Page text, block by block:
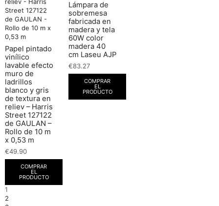
Papel pintado
vinílico
lavable efecto
muro de
ladrillos
blanco y gris
de textura en
reliev – Harris
Street 127122
de GAULAN –
Rollo de 10 m
x 0,53 m
€49.90
COMPRAR
EL
PRODUCTO
Lámpara de
sobremesa
fabricada en
madera y tela
60W color
madera 40
cm Laseu AJP
€83.27
COMPRAR
EL
PRODUCTO
1
2